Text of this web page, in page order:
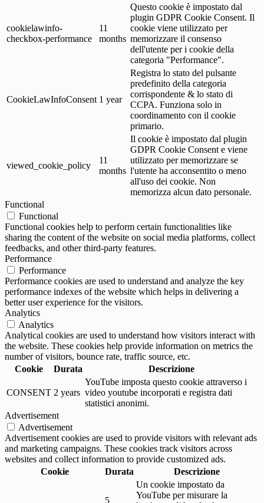
cookielawinfo-
checkbox-performance
11
months
Questo cookie è impostato dal
plugin GDPR Cookie Consent. Il
cookie viene utilizzato per
memorizzare il consenso
dell'utente per i cookie della
categoria "Performance".
CookieLawInfoConsent 1 year
Registra lo stato del pulsante
predefinito della categoria
corrispondente & lo stato di
CCPA. Funziona solo in
coordinamento con il cookie
primario.
viewed_cookie_policy
11
months
Il cookie è impostato dal plugin
GDPR Cookie Consent e viene
utilizzato per memorizzare se
l'utente ha acconsentito o meno
all'uso dei cookie. Non
memorizza alcun dato personale.
Functional
Functional
Functional cookies help to perform certain functionalities like
sharing the content of the website on social media platforms, collect
feedbacks, and other third-party features.
Performance
Performance
Performance cookies are used to understand and analyze the key
performance indexes of the website which helps in delivering a
better user experience for the visitors.
Analytics
Analytics
Analytical cookies are used to understand how visitors interact with
the website. These cookies help provide information on metrics the
number of visitors, bounce rate, traffic source, etc.
Cookie
Durata Descrizione
CONSENT 2 years
YouTube imposta questo cookie attraverso i
video youtube incorporati e registra dati
statistici anonimi.
Advertisement
Advertisement
Advertisement cookies are used to provide visitors with relevant ads
and marketing campaigns. These cookies track visitors across
websites and collect information to provide customized ads.
Cookie
Durata Descrizione
5
Un cookie impostato da
YouTube per misurare la